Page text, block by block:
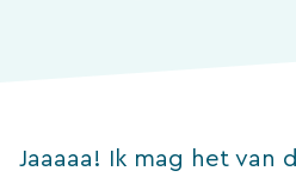
Jaaaaa! Ik mag het van